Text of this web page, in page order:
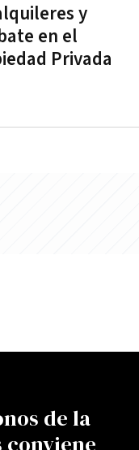
y
en el
Privada
de la